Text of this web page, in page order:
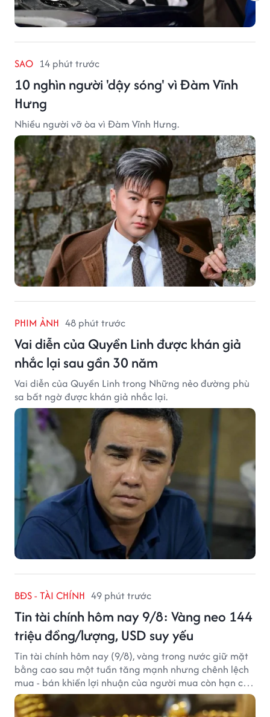
SAO 14 phút trước
10 nghìn người 'dậy sóng' vì Đàm Vĩnh
Hưng
Nhiều người vỡ òa vì Đàm Vĩnh Hưng.
PHIM ẢNH 48 phút trước
Vai diễn của Quyền Linh được khán giả
nhắc lại sau gần 30 năm
Vai diễn của Quyền Linh trong Những nẻo đường phù
sa bất ngờ được khán giả nhắc lại.
BĐS - TÀI CHÍNH 49 phút trước
Tin tài chính hôm nay 9/8: Vàng neo 144
triệu đồng/lượng, USD suy yếu
Tin tài chính hôm nay (9/8), vàng trong nước giữ mặt
bằng cao sau một tuần tăng mạnh nhưng chênh lệch
mua - bán khiến lợi nhuận của người mua còn hạn chế,
trong khi USD chịu sức ép sau dữ liệu việc làm Mỹ gây
thất vọng.